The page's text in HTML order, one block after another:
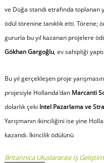
ve Doğa standı etrafında toplanan
ödül törenine tanıklık etti. Törene;
gururla bu yıl kazanan projelere
Gökhan Gargoğlu, ev sahipliği
Bu yıl gerçekleşen proje
projesiyle Hollanda'dan Marcanti
dolarlık çeki Intel Pazarlama ve
Yarışmanın ikinciliğini ise yine
kazandı. İkincilik ödülünü
Britannica Uluslararası İş